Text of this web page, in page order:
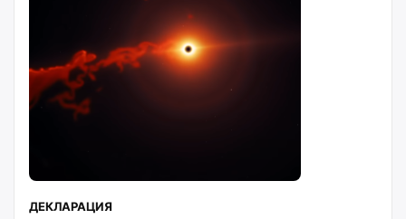
ДЕКЛАРАЦИЯ